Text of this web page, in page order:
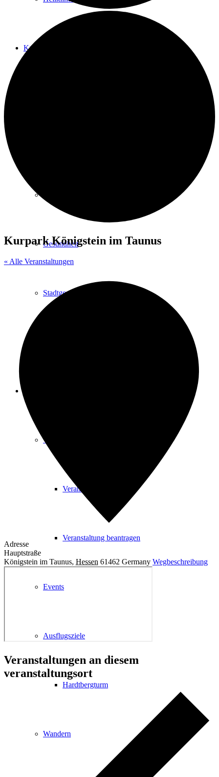
Kur & Tourismus
Gesundheit
Stadtgeschichte
Veranstaltungskalender
Veranstaltungskalender
Veranstaltung beantragen
Events
Ausflugsziele
Hardtbergturm
Wandern
Kurpark Königstein im Taunus
« Alle Veranstaltungen
Adresse
Hauptstraße
Königstein im Taunus, Hessen 61462 Germany Wegbeschreibung
Veranstaltungen an diesem
veranstaltungsort